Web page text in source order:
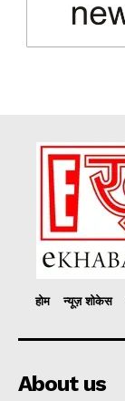
होम न्यूज़ शोकेस
About us